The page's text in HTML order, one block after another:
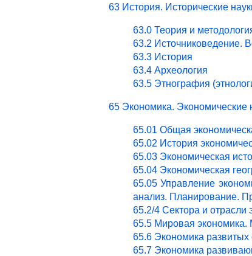
63 История. Исторические
63.0 Теория и
63.2 Источниковедение.
63.3 История
63.4 Археология
63.5 Этнография
65 Экономика. Экономические
65.01 Общая
65.02 История
65.03 Экономическая
65.04 Экономическая
65.05 Управление
анализ. Планирование.
65.2/4 Сектора и
65.5 Мировая
65.6 Экономика развитых
65.7 Экономика